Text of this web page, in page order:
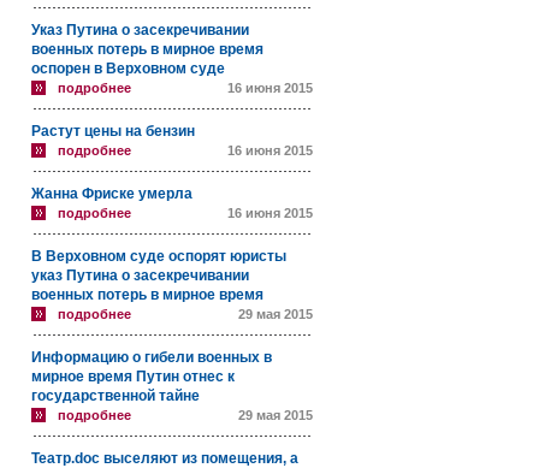
Указ Путина о засекречивании
военных потерь в мирное время
оспорен в Верховном суде
подробнее 16 июня 2015
Растут цены на бензин
подробнее 16 июня 2015
Жанна Фриске умерла
подробнее 16 июня 2015
В Верховном суде оспорят юристы
указ Путина о засекречивании
военных потерь в мирное время
подробнее 29 мая 2015
Информацию о гибели военных в
мирное время Путин отнес к
государственной тайне
подробнее 29 мая 2015
Театр.doc выселяют из помещения, а